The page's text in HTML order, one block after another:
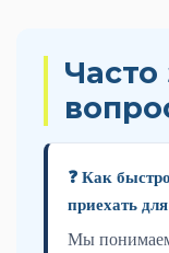
❓ Как
приехать
Мы понимаем